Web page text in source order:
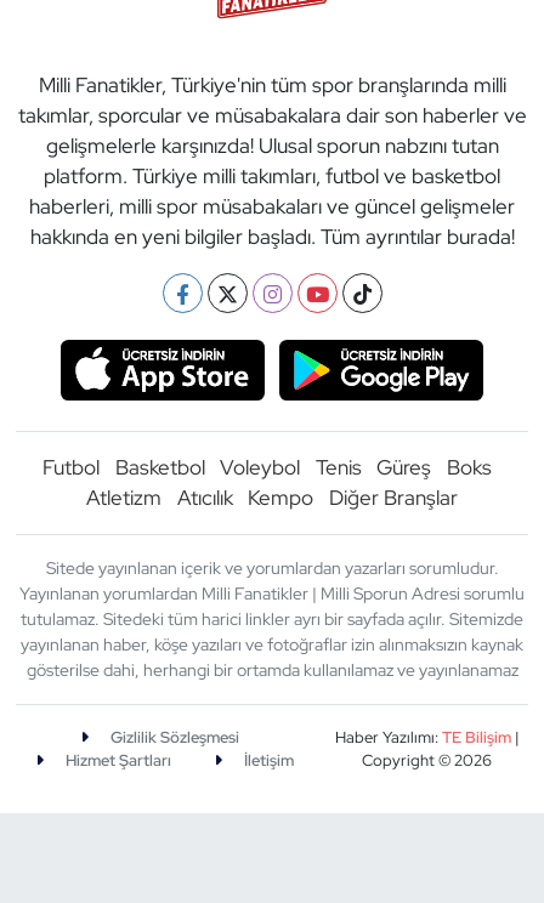
Milli Fanatikler, Türkiye'nin tüm spor branşlarında milli
takımlar, sporcular ve müsabakalara dair son haberler ve
gelişmelerle karşınızda! Ulusal sporun nabzını tutan
platform. Türkiye milli takımları, futbol ve basketbol
haberleri, milli spor müsabakaları ve güncel gelişmeler
hakkında en yeni bilgiler başladı. Tüm ayrıntılar burada!
Futbol Basketbol Voleybol Tenis Güreş
Boks
Atletizm
Atıcılık Kempo Diğer Branşlar
Sitede yayınlanan içerik ve yorumlardan yazarları sorumludur.
Yayınlanan yorumlardan Milli Fanatikler | Milli Sporun Adresi sorumlu
tutulamaz. Sitedeki tüm harici linkler ayrı bir sayfada açılır. Sitemizde
yayınlanan haber, köşe yazıları ve fotoğraflar izin alınmaksızın kaynak
gösterilse dahi, herhangi bir ortamda kullanılamaz ve yayınlanamaz
Gizlilik Sözleşmesi
Hizmet Şartları
İletişim
Haber Yazılımı:TE Bilişim|
Copyright © 2026